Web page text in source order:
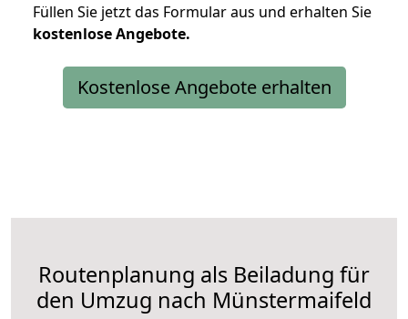
Füllen Sie jetzt das Formular aus und erhalten Sie
kostenloseAngebote.
Kostenlose Angebote erhalten
Routenplanung als Beiladung für
den Umzug nach Münstermaifeld